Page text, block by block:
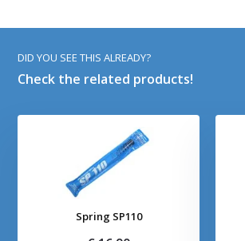
DID YOU SEE THIS ALREADY?
Check the related products!
Spring SP110